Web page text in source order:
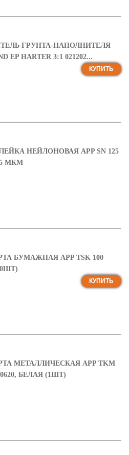
ГРУНТА-НАПОЛНИТЕЛЯ
EP HARTER 3:1 021202...
КУПИТЬ
НЕЙЛОНОВАЯ APP SN 125
МКМ
БУМАЖНАЯ APP TSK 100
КУПИТЬ
МЕТАЛЛИЧЕСКАЯ APP TKM
БЕЛАЯ (1ШТ)